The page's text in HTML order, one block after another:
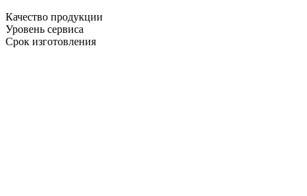
Качество продукции
Уровень сервиса
Срок изготовления